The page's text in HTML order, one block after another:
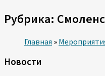
Рубрика:
Главная »
Новости